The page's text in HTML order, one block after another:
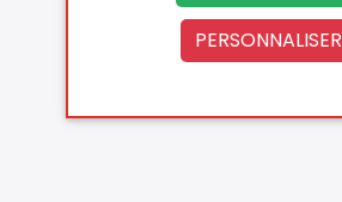
PERSONNALISER